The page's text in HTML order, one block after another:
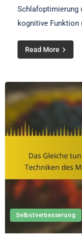
Schlafoptimierung
kognitive Funktion
Read More
Selbstverbesserung